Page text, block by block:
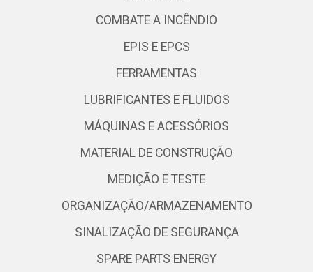
COMBATE A INCÊNDIO
EPIS E EPCS
FERRAMENTAS
LUBRIFICANTES E FLUIDOS
MÁQUINAS E ACESSÓRIOS
MATERIAL DE CONSTRUÇÃO
MEDIÇÃO E TESTE
ORGANIZAÇÃO/ARMAZENAMENTO
SINALIZAÇÃO DE SEGURANÇA
SPARE PARTS ENERGY